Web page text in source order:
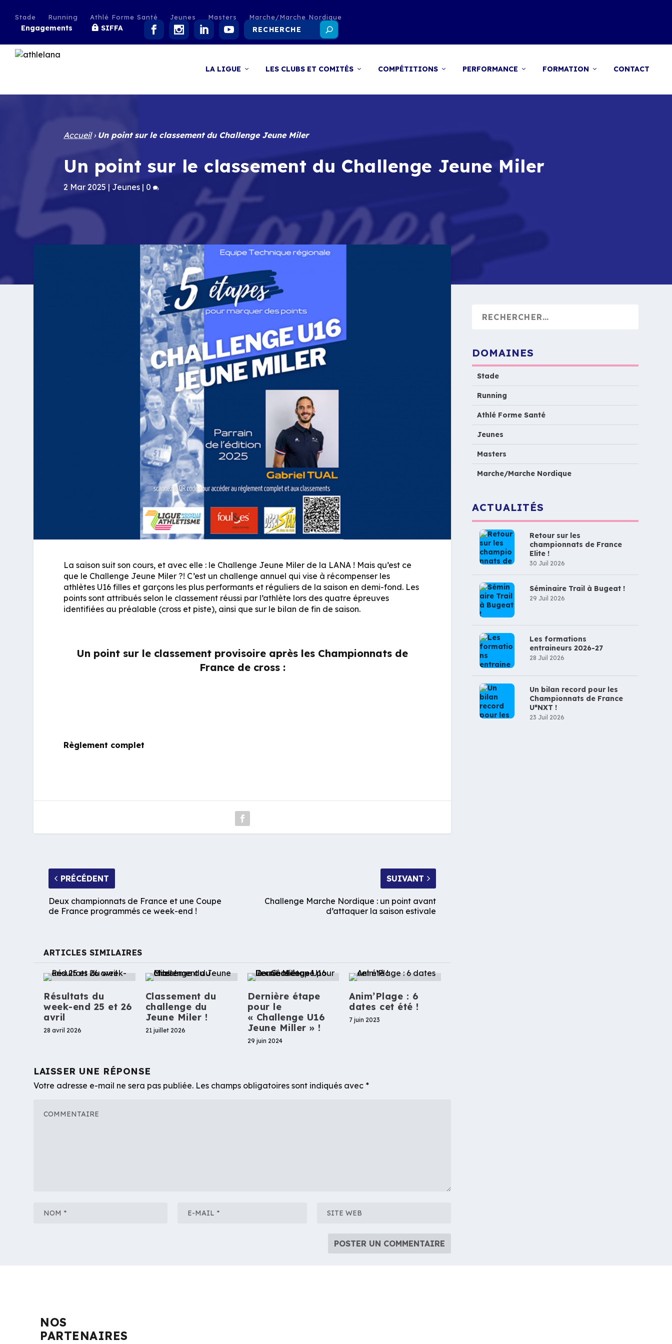
Stade Running Athlé Forme Santé Jeunes Masters Marche/Marche Nordique
Engagements SIFFA
LA LIGUE LES CLUBS ET COMITÉS COMPÉTITIONS PERFORMANCE FORMATION CONTACT
Accueil› Un point sur le classement du Challenge Jeune Miler
Un point sur le classement du Challenge Jeune Miler
2 Mar 2025| Jeunes | 0
La saison suit son cours, et avec elle : le Challenge Jeune Miler de la LANA ! Mais qu’est ce
que le Challenge Jeune Miler ?! C’est un challenge annuel qui vise à récompenser les
athlètes U16 filles et garçons les plus performants et réguliers de la saison en demi-fond. Les
points sont attribués selon le classement réussi par l’athlète lors des quatre épreuves
identifiées au préalable (cross et piste), ainsi que sur le bilan de fin de saison.
Un point sur le classement provisoire après les Championnats de
France de cross :
Règlement complet
PRÉCÉDENT
Deux championnats de France et une Coupe
de France programmés ce week-end !
SUIVANT
Challenge Marche Nordique : un point avant
d’attaquer la saison estivale
ARTICLES SIMILAIRES
Résultats du
week-end 25 et 26
avril
28 avril 2026
Classement du
challenge du
Jeune Miler !
21 juillet 2026
Dernière étape
pour le
« Challenge U16
Jeune Miller » !
29 juin 2024
Anim’Plage : 6
dates cet été !
7 juin 2023
LAISSER UNE RÉPONSE
Votre adresse e-mail ne sera pas publiée. Les champs obligatoires sont indiqués avec *
DOMAINES
Stade
Running
Athlé Forme Santé
Jeunes
Masters
Marche/Marche Nordique
ACTUALITÉS
Retour sur les
championnats de France
Elite !
30 Juil 2026
Séminaire Trail à Bugeat !
29 Juil 2026
Les formations
entraineurs 2026-27
28 Juil 2026
Un bilan record pour les
Championnats de France
U*NXT !
23 Juil 2026
NOS
PARTENAIRES